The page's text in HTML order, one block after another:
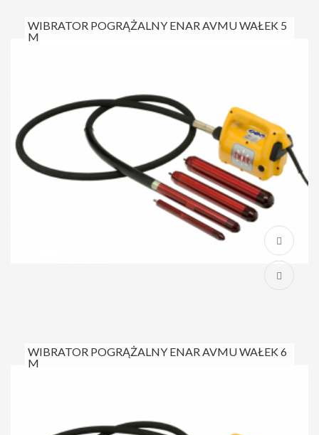
WIBRATOR POGRĄŻALNY ENAR AVMU WAŁEK 5
M
WIBRATOR POGRĄŻALNY ENAR AVMU WAŁEK 6
M